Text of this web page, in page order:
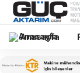
Anasayfa